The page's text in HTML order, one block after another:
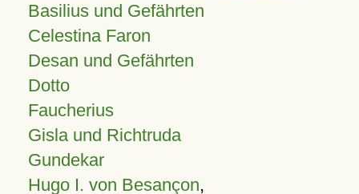
Basilius und Gefährten
Celestina Faron
Desan und Gefährten
Dotto
Faucherius
Gisla und Richtruda
Gundekar
Hugo I. von Besançon,